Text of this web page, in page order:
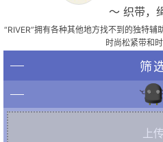
〜 织带，
“RIVER”拥有各种其他地方找不到的独特
时尚松紧带和时
筛
上传